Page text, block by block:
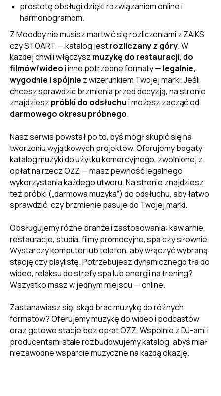
prostotę obsługi dzięki rozwiązaniom online i
harmonogramom.
Z Moodby nie musisz martwić się rozliczeniami z ZAiKS
czy STOART — katalog jestrozliczany z góry. W
każdej chwili włączysz muzykę do restauracji, do
filmów/wideoi inne potrzebne formaty — legalnie,
wygodnie i spójnie z wizerunkiem Twojej marki. Jeśli
chcesz sprawdzić brzmienia przed decyzją, na stronie
znajdziesz próbki do odsłuchui możesz zacząć od
darmowego okresu próbnego.
Nasz serwis powstał po to, byś mógł skupić się na
tworzeniu wyjątkowych projektów. Oferujemy bogaty
katalog muzyki do użytku komercyjnego, zwolnionej z
opłat na rzecz OZZ — masz pewność legalnego
wykorzystania każdego utworu. Na stronie znajdziesz
też próbki („darmowa muzyka”) do odsłuchu, aby łatwo
sprawdzić, czy brzmienie pasuje do Twojej marki.
Obsługujemy różne branże i zastosowania: kawiarnie,
restauracje, studia, filmy promocyjne, spa czy siłownie.
Wystarczy komputer lub telefon, aby włączyć wybraną
stację czy playlistę. Potrzebujesz dynamicznego tła do
wideo, relaksu do strefy spa lub energii na trening?
Wszystko masz w jednym miejscu — online.
Zastanawiasz się, skąd brać muzykę do różnych
formatów? Oferujemy muzykę do wideo i podcastów
oraz gotowe stacje bez opłat OZZ. Wspólnie z DJ-ami i
producentami stale rozbudowujemy katalog, abyś miał
niezawodne wsparcie muzyczne na każdą okazję.